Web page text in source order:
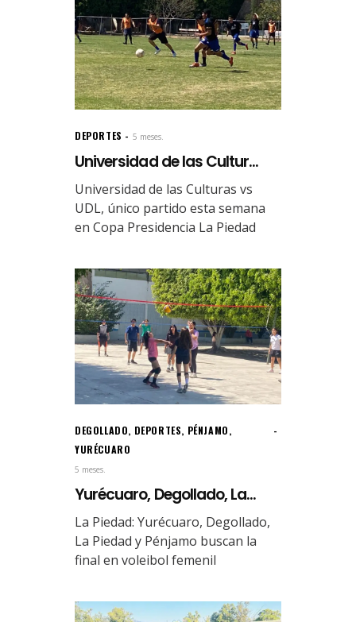
DEPORTES 5 meses.
Universidad de las Cultur...
Universidad de las Culturas vs
UDL, único partido esta semana
en Copa Presidencia La Piedad
DEGOLLADO, DEPORTES, PÉNJAMO,
YURÉCUARO
5 meses.
Yurécuaro, Degollado, La...
La Piedad: Yurécuaro, Degollado,
La Piedad y Pénjamo buscan la
final en voleibol femenil